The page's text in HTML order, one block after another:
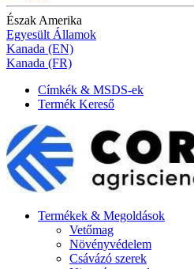
Észak Amerika
Egyesült Államok
Kanada (EN)
Kanada (FR)
Címkék & MSDS-ek
Termék Kereső
Termékek & Megoldások
Vetőmag
Növényvédelem
Csávázó szerek